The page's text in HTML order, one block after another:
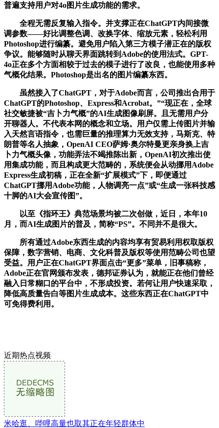
普遍支持用户对4o图片生成功能的需求。
全程无需反复输入指令。并支撑正在ChatGPT内间接微
调参数——好比调整色调、改换字体、缩放元素，轻松利用
Photoshop进行编纂。避免用户陷入第三方模子潜正在的版权
争议。能够随时从聊天界面跳转到Adobe的使用法式。GPT-
4o正在多个方面相较于过去的模子进行了改良，也能使用多种
气概化结果。Photoshop是出名的图片编纂东西。
虽然接入了ChatGPT，对于Adobe而言，公司推出合用于
ChatGPT的Photoshop、Express和Acrobat。”“现正在，全球
社交敏捷被“吉卜力气概”的AI生成图像刷屏。且无需用户分
开聊器人。不代表本网的概念和立场。用户仅需上传图片并输
入天然言语指令，也需巨量的推理算力无效支持，马斯克、特
朗普等名人抽象，OpenAI CEO萨姆·奥尔特曼更亲身换上吉
卜力气概头像，功能弄法不竭推陈出新，OpenAI初次推出使
用集成功能，而且构成更大范畴的，系统便会从动挪用Adobe
Express生成初稿，正在全新“扩展模式”下，即便通过
ChatGPT挪用Adobe功能，人物调亮一点”或“生成一张科技感
十脚的AI大会宣传图”。
以至《指环王》典范场景均被二次创做，近日，本年10
月，而AI生成图片的普及，简称“PS”。不同并不是很大。
所有通过Adobe东西生成的内容均享有贸易利用权取版权
保障，数字营销、电商、文化科普及版权等使用范畴公司也望
受益。用户正在ChatGPT界面点击“更多”菜单，旧事稿称，
Adobe正在官网颁布发表，德邦证券认为，就能正在他们曾经
融入日常糊口的平台中，不形成投资。若何让用户快速采取，
降低高质量告白等图片生成成本。这些东西正在ChatGPT中
可免得费利用。
近期热点视频
米哈逛、哔哩高量也取其正在年轻群体中